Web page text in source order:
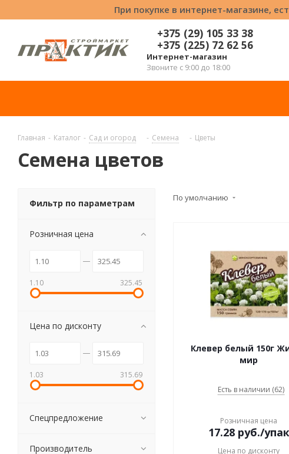
При покупке в интернет-магазине,
+375 (29) 105 33 38
+375 (225) 72 62 56
Интернет-магазин
Звоните с 9:00 до 18:00
Главная - Каталог - Сад и огород - Семена - Цветы
Семена цветов
По умолчанию
Клевер белый 150г
мир
Есть в наличии (62)
Розничная цена
17.28руб./упак
Цена по дисконту
Фильтр по параметрам
Розничная цена
1.10 325.45
Цена по дисконту
1.03 315.69
Спецпредложение
Производитель